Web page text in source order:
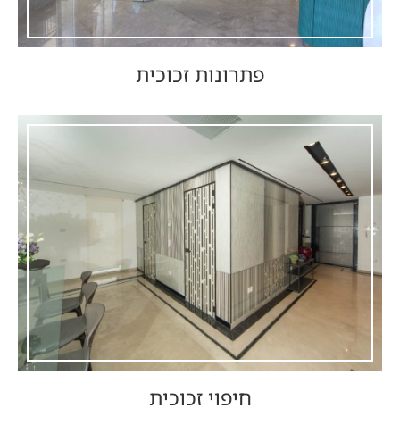
פתרונות זכוכית
חיפוי זכוכית